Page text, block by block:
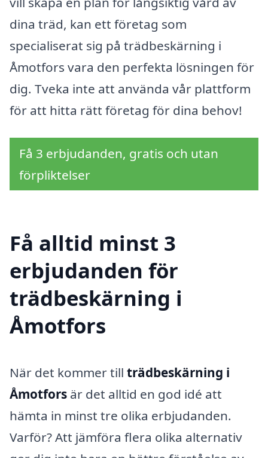
dina träd, kan ett företag som
specialiserat sig på trädbeskärning i
Åmotfors vara den perfekta lösningen för
dig. Tveka inte att använda vår plattform
för att hitta rätt företag för dina behov!
Få 3 erbjudanden, gratis och utan
förpliktelser
Få alltid minst 3
erbjudanden för
trädbeskärning i
Åmotfors
När det kommer till trädbeskärning i
Åmotfors är det alltid en god idé att
hämta in minst tre olika erbjudanden.
Varför? Att jämföra flera olika alternativ